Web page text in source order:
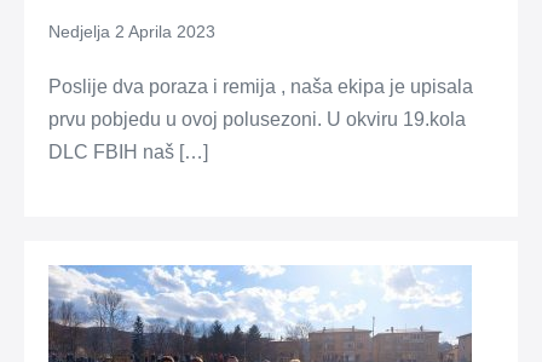
Nedjelja 2 Aprila 2023
Poslije dva poraza i remija , naša ekipa je upisala
prvu pobjedu u ovoj polusezoni. U okviru 19.kola
DLC FBIH naš […]